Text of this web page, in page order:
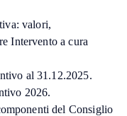
valori,
Intervento a cura
al 31.12.2025.
2026.
del Consiglio